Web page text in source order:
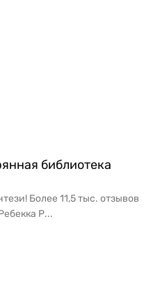
библиотека
Более 11,5 тыс. отзывов
Р...